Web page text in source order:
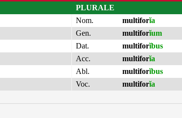
PLURALE
Nom.
multiforĭa
Gen.
multiforĭum
Dat.
multiforĭbus
Acc.
multiforĭa
Abl.
multiforĭbus
Voc.
multiforĭa